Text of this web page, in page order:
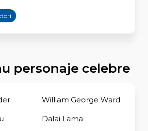
personaje celebre
William George Ward
Dalai Lama